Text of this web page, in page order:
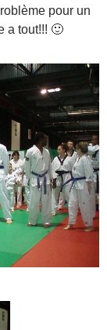
pour un
a tout!!! 🙂